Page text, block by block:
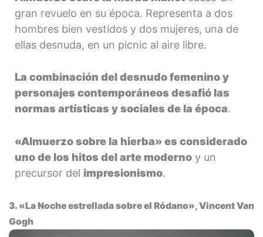
gran revuelo en su época. Representa a dos
hombres bien vestidos y dos mujeres, una de
ellas desnuda, en un picnic al aire libre.
La combinación del desnudo femenino y
personajes contemporáneos desafió las
normas artísticas y sociales de la época.
«Almuerzo sobre la hierba» es considerado
uno de los hitos del arte moderno y un
precursor del impresionismo.
3. «La Noche estrellada sobre el Ródano», Vincent Van
Gogh